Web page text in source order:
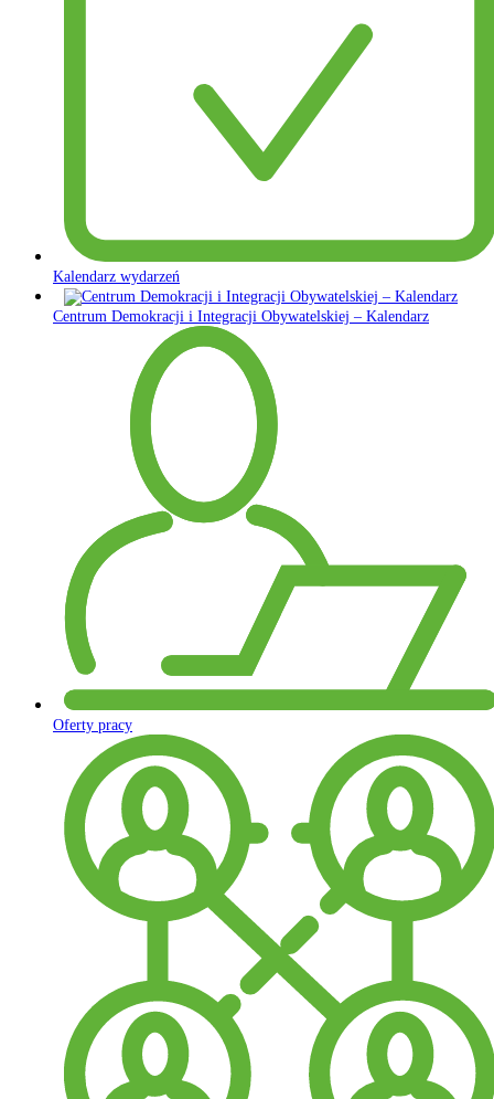
Kalendarz wydarzeń
Centrum Demokracji i Integracji Obywatelskiej – Kalendarz
Oferty pracy